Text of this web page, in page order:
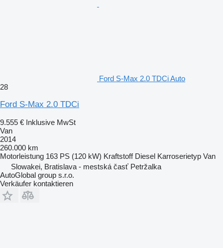
Ford S-Max 2.0 TDCi Auto
28
Ford S-Max 2.0 TDCi
9.555 € Inklusive MwSt
Van
2014
260.000 km
Motorleistung 163 PS (120 kW) Kraftstoff Diesel Karroserietyp Van
Slowakei, Bratislava - mestská časť Petržalka
AutoGlobal group s.r.o.
Verkäufer kontaktieren